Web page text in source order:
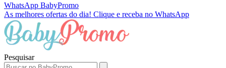
WhatsApp BabyPromo
As melhores ofertas do dia! Clique e receba no WhatsApp
Pesquisar